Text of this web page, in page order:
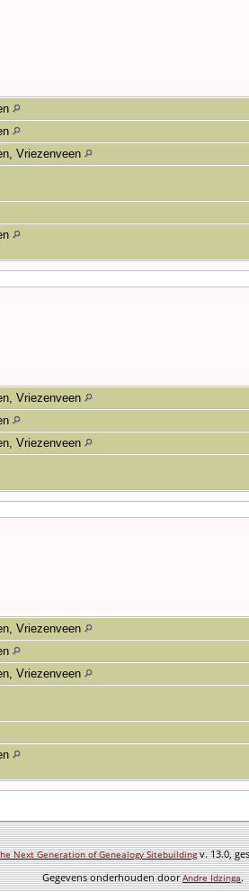
Vriezenveen
Vriezenveen
Vriezenveen
Vriezenveen
Vriezenveen
Next Generation of Genealogy Sitebuildingv. 13.0,
Gegevens onderhouden doorAndre Idzinga.